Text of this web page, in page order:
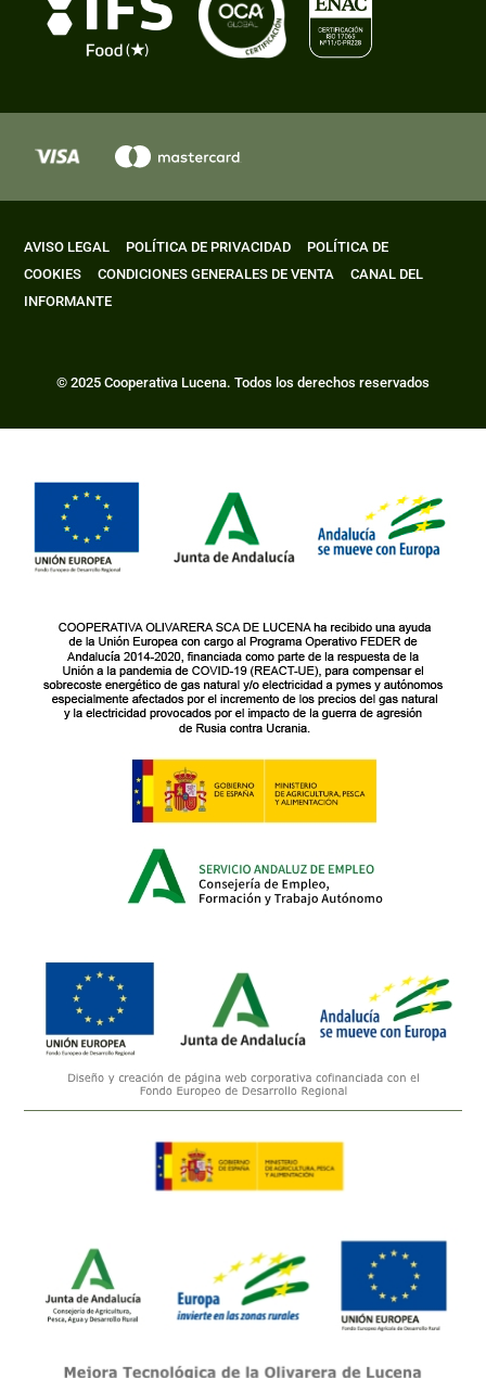
AVISO LEGAL POLÍTICA DE PRIVACIDAD
POLÍTICA DE
COOKIES
CONDICIONES GENERALES DE VENTA
CANAL DEL
INFORMANTE
© 2025 Cooperativa Lucena. Todos los derechos reservados